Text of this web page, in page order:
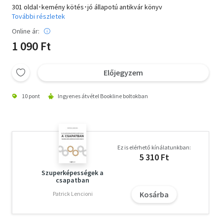
301 oldal･kemény kötés･jó állapotú antikvár könyv
További részletek
Online ár:
1 090 Ft
Előjegyzem
10 pont Ingyenes átvétel Bookline boltokban
Szuperképességek a
csapatban
Patrick Lencioni
Ez is elérhető kínálatunkban:
5 310 Ft
Kosárba